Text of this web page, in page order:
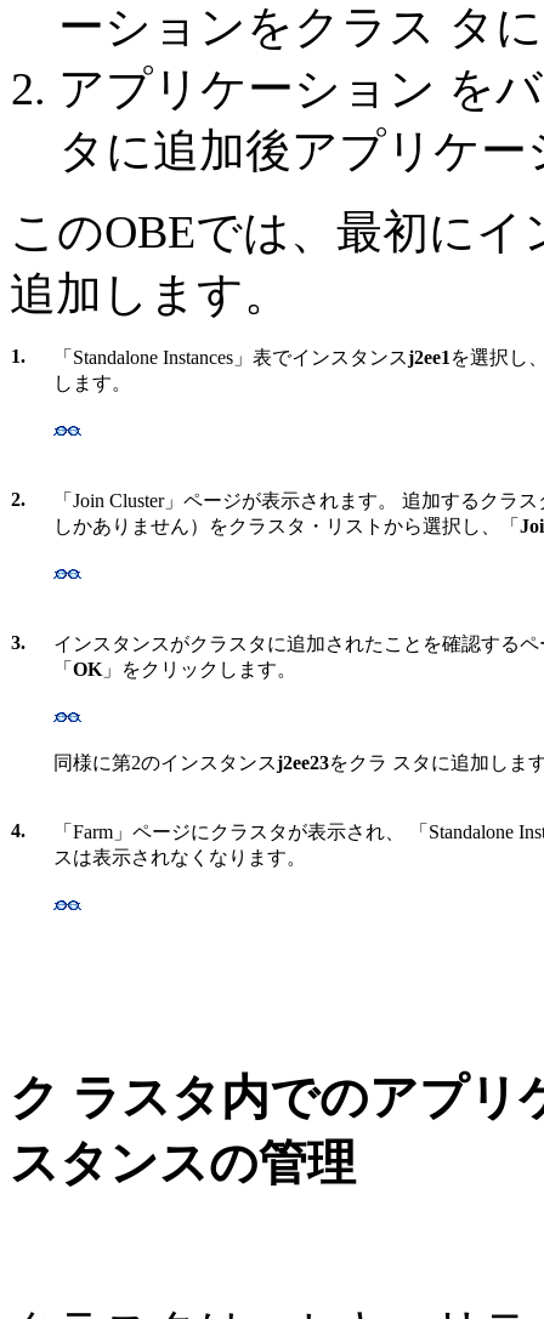
ーションをクラス タ
アプリケーション を
タに追加後アプリケ
このOBEでは、最初にイ
追加します。
1. 「Standalone Instances」表でインスタンスj2ee1 を選択し
します。
2.
「Join Cluster」ページが表示されます。 追加するクラ
しかありません）をクラスタ・リストから選択し、「
3.
インスタンスがクラスタに追加されたことを確認する
「 OK 」をクリックします。
同様に第2のインスタンスj2ee23をクラ スタに追加しま
4.
「Farm」ページにクラスタが表示され、 「Standalone
スは表示されなくなります。
ク ラスタ内でのアプリ
スタンスの管理